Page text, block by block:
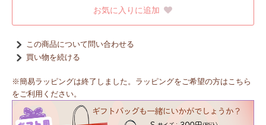
お気に入りに追加
この商品について問い合わせる
買い物を続ける
※簡易ラッピングは終了しました。ラッピングをご希望の方はこちら
をご利用ください。